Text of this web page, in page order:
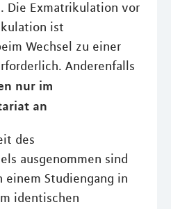
Die Exmatrikulation vor
ist
Wechsel zu einer
Anderenfalls
nur im
an
des
ausgenommen sind
einem Studiengang in
identischen